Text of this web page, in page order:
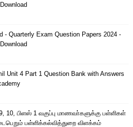
- Quarterly Exam Question Papers 2024 -
Unit 4 Part 1 Question Bank with Answers
10, பிளஸ் 1 வகுப்பு மாணவா்களுக்கு பள்ளிகள்
பள்ளிக்கல்வித்துறை விளக்கம்